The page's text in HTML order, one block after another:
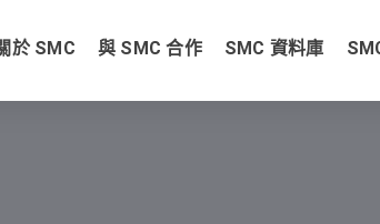
於 SMC 與 SMC 合作 SMC 資料庫